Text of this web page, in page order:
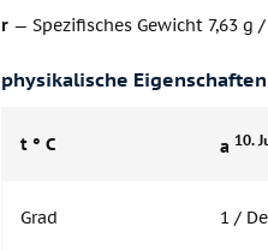
r — Spezifisches Gewicht 7,63 g
physikalische Eigenschaften
t ° C a 10.
Grad 1 /